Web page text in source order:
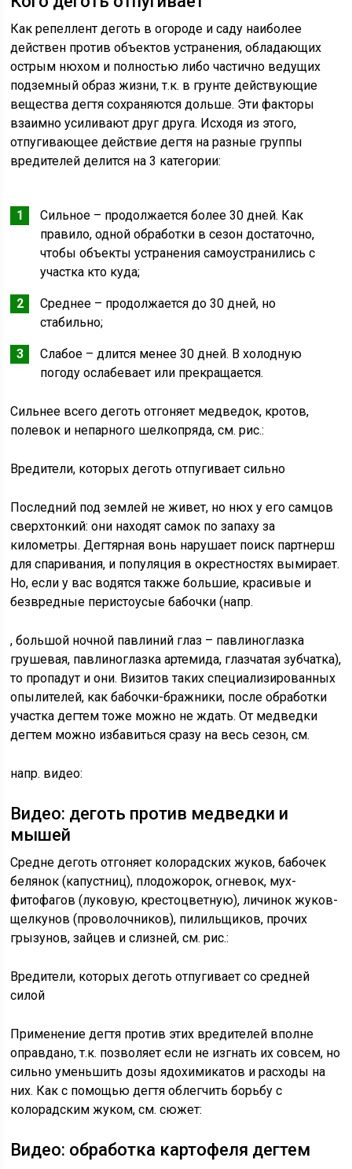
Как репеллент деготь в огороде и саду наиболее
действен против объектов устранения, обладающих
острым нюхом и полностью либо частично ведущих
подземный образ жизни, т.к. в грунте действующие
вещества дегтя сохраняются дольше. Эти факторы
взаимно усиливают друг друга. Исходя из этого,
отпугивающее действие дегтя на разные группы
вредителей делится на 3 категории:
Сильное – продолжается более 30 дней. Как
правило, одной обработки в сезон достаточно,
чтобы объекты устранения самоустранились с
участка кто куда;
Среднее – продолжается до 30 дней, но
стабильно;
Слабое – длится менее 30 дней. В холодную
погоду ослабевает или прекращается.
Сильнее всего деготь отгоняет медведок, кротов,
полевок и непарного шелкопряда, см. рис.:
Вредители, которых деготь отпугивает сильно
Последний под землей не живет, но нюх у его самцов
сверхтонкий: они находят самок по запаху за
километры. Дегтярная вонь нарушает поиск партнерш
для спаривания, и популяция в окрестностях вымирает.
Но, если у вас водятся также большие, красивые и
безвредные перистоусые бабочки (напр.
, большой ночной павлиний глаз – павлиноглазка
грушевая, павлиноглазка артемида, глазчатая зубчатка),
то пропадут и они. Визитов таких специализированных
опылителей, как бабочки-бражники, после обработки
участка дегтем тоже можно не ждать. От медведки
дегтем можно избавиться сразу на весь сезон, см.
напр. видео:
Видео: деготь против медведки и
мышей
Средне деготь отгоняет колорадских жуков, бабочек
белянок (капустниц), плодожорок, огневок, мух-
фитофагов (луковую, крестоцветную), личинок жуков-
щелкунов (проволочников), пилильщиков, прочих
грызунов, зайцев и слизней, см. рис.:
Вредители, которых деготь отпугивает со средней
силой
Применение дегтя против этих вредителей вполне
оправдано, т.к. позволяет если не изгнать их совсем, но
сильно уменьшить дозы ядохимикатов и расходы на
них. Как с помощью дегтя облегчить борьбу с
колорадским жуком, см. сюжет:
Видео: обработка картофеля дегтем